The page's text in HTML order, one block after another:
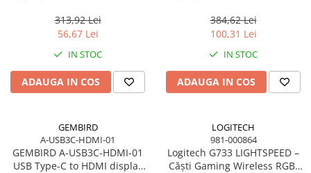
313,92 Lei
56,67 Lei
IN STOC
ADAUGA IN COS
384,62 Lei
100,31 Lei
IN STOC
ADAUGA IN COS
GEMBIRD
A-USB3C-HDMI-01
GEMBIRD A-USB3C-HDMI-01
USB Type-C to HDMI display
LOGITECH
981-000864
Logitech G733 LIGHTSPEED –
Căști Gaming Wireless RGB,